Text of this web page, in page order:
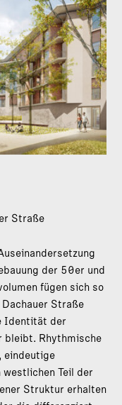
Straße
der 50er und
fügen sich so
Straße
Identität der
bleibt. Rhythmische
eindeutige
Teil der
Struktur erhalten